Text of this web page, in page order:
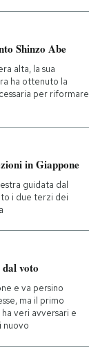
Shinzo Abe
alta, la sua
ha ottenuto la
per riformare
in Giappone
guidata dal
i due terzi dei
voto
e va persino
ma il primo
veri avversari e
nuovo